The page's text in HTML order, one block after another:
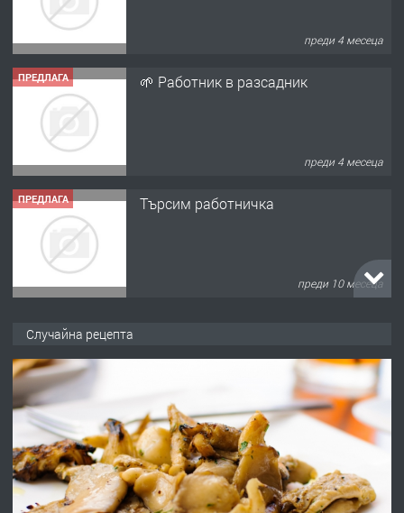
преди 4 месеца
ПРЕДЛАГА 🌱 Работник в разсадник
преди 4 месеца
ПРЕДЛАГА Търсим работничка
преди 10 месеца
преди 1 година
ПРЕДЛАГА Работа за общи работници
Случайна рецепта